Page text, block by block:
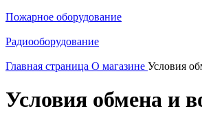
Пожарное оборудование
Радиооборудование
Главная страница О магазине Условия
Условия обмена и